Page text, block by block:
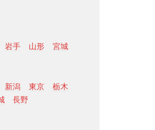
岩手 山形 宮城
新潟 東京
栃木
長野